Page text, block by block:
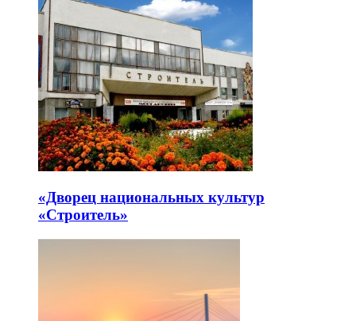
«Дворец национальных культур
«Строитель»